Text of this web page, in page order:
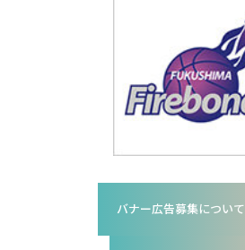
バナー広告募集について